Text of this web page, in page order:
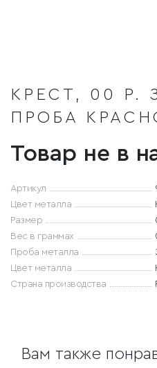
КРЕСТ, 00 Р.
ПРОБА
Товар не в
Артикул
Цвет металла
Размер
Вес в граммах
Проба металла
Цвет металла
Страна производства
Вам также